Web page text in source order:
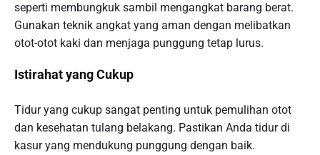
seperti membungkuk sambil mengangkat barang berat.
Gunakan teknik angkat yang aman dengan melibatkan
otot-otot kaki dan menjaga punggung tetap lurus.
Istirahat yang Cukup
Tidur yang cukup sangat penting untuk pemulihan otot
dan kesehatan tulang belakang. Pastikan Anda tidur di
kasur yang mendukung punggung dengan baik.